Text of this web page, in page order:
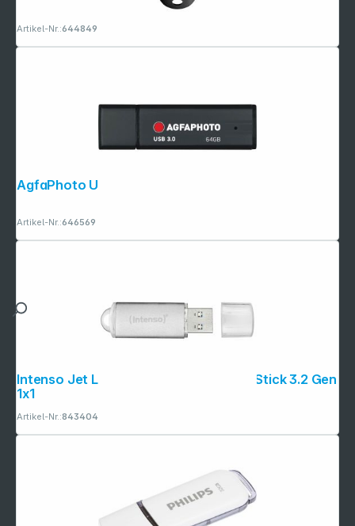
Artikel-Nr.:644849
Artikel-Nr.:646569
Intenso Jet Line Aluminium 32GB USB Stick 3.2 Gen
1x1
Artikel-Nr.:843404